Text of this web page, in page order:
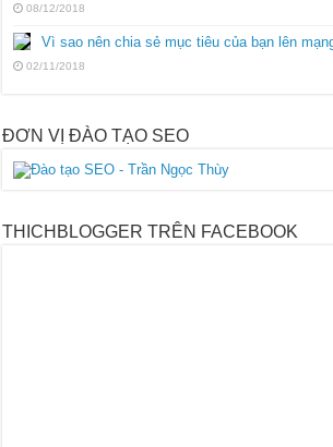
08/12/2018
Vì sao nên chia sẻ mục tiêu của bạn lên
02/11/2018
ĐƠN VỊ ĐÀO TẠO SEO
THICHBLOGGER TRÊN FACEBOOK